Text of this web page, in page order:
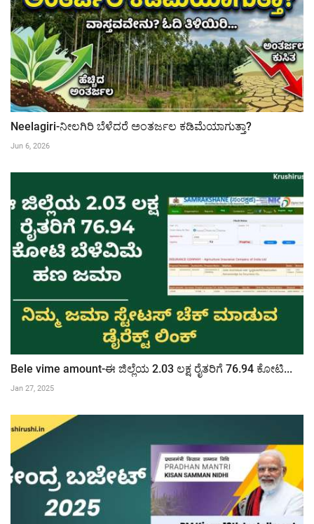
Neelagiri-ನೀಲಗಿರಿ ಬೆಳೆದರೆ ಅಂತರ್ಜಲ ಕಡಿಮೆಯಾಗುತ್ತಾ?
Jun 6, 2026
Bele vime amount-ಈ ಜಿಲ್ಲೆಯ 2.03 ಲಕ್ಷ ರೈತರಿಗೆ 76.94 ಕೋಟಿ...
Jan 27, 2025